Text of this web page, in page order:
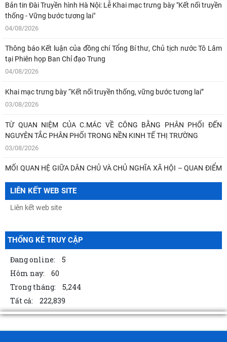
Bản tin Đài Truyền hình Hà Nội: Lễ Khai mạc trưng bày "Kết nối truyền
thống - Vững bước tương lai"
04/08/2026
Thông báo Kết luận của đồng chí Tổng Bí thư, Chủ tịch nước Tô Lâm
tại Phiên họp Ban Chỉ đạo Trung
04/08/2026
Khai mạc trưng bày “Kết nối truyền thống, vững bước tương lai”
03/08/2026
TỪ QUAN NIỆM CỦA C.MÁC VỀ CÔNG BẰNG PHÂN PHỐI ĐẾN
NGUYÊN TẮC PHÂN PHỐI TRONG NỀN KINH TẾ THỊ TRƯỜNG
03/08/2026
MỐI QUAN HỆ GIỮA DÂN CHỦ VÀ CHỦ NGHĨA XÃ HỘI – QUAN ĐIỂM
03/08/2026
LIÊN KẾT WEB SITE
THỐNG KÊ TRUY CẬP
Đang online:
5
Hôm nay:
60
Trong tháng:
5,244
Tất cả:
222,839